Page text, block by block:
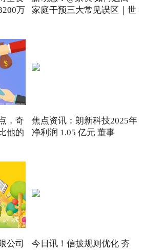
万
家庭干预三大常见误区｜世
，奇
他的
焦点资讯：朗新科技2025年
净利润 1.05 亿元 董事
公司
今日讯！信披规则优化 夯